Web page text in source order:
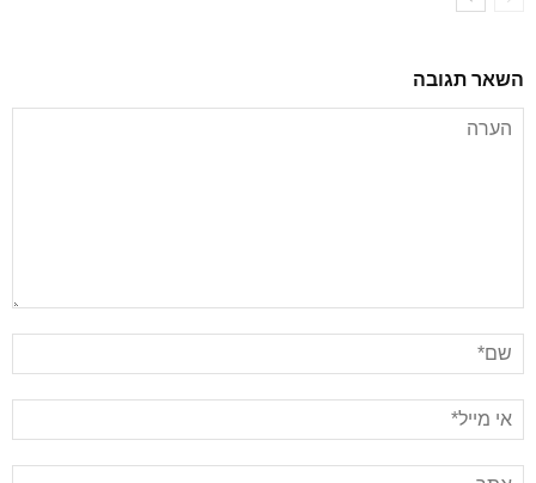
השאר תגובה